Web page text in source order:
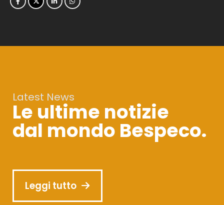
Latest News
Le ultime notizie
dal mondo Bespeco.
Leggi tutto